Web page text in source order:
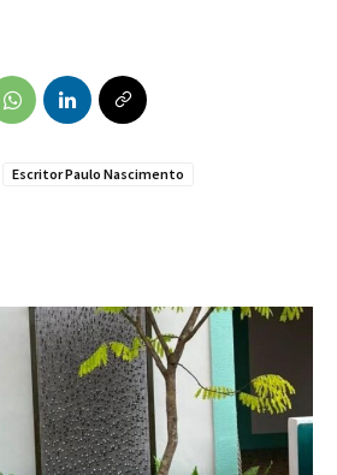
Escritor Paulo Nascimento